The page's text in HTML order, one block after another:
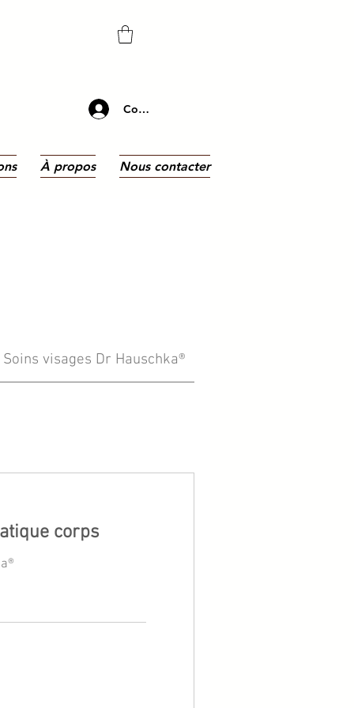
Connectez-vous
À propos Nous contacter
Soins visages Dr Hauschka®
corps